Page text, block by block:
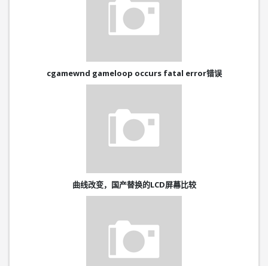
cgamewnd gameloop occurs fatal error错误
曲线改变，国产替换的LCD屏幕比较